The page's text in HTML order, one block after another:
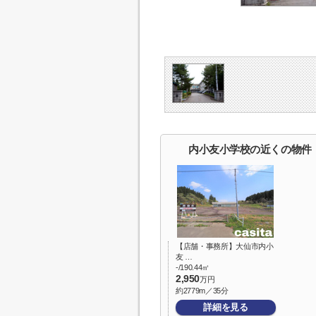
内小友小学校の近くの物件
【店舗・事務所】大仙市内小
友 …
-/190.44㎡
2,950万円
約2779m／35分
詳細を見る